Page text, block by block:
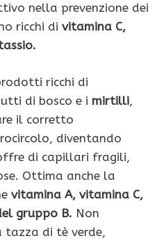
nella prevenzione dei
ricchi di vitamina C,
ricchi di
di bosco e i mirtilli,
il corretto
diventando
di capillari fragili,
Ottima anche la
vitamina A, vitamina C,
gruppo B. Non
tazza di tè verde,